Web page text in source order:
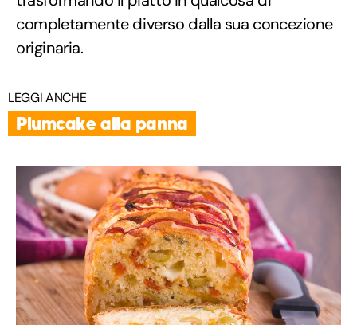
completamente diverso dalla sua concezione
originaria.
LEGGI ANCHE
Plumcake alla panna